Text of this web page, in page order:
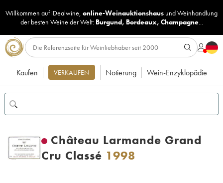
Willkommen auf iDealwine, online-Weinauktionshaus undWeinhandlung
der besten Weine der Welt: Burgund, Bordeaux, Champagne...
Kaufen VERKAUFEN Notierung Wein-Enzyklopädie
Château Larmande Grand
Cru Classé 1998